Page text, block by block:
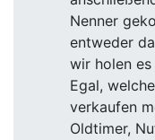
Kein
Autoankauf
Deshalb
Preisen